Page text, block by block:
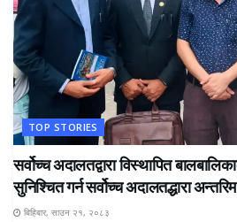
TOP STORIES
सर्वोच्च अदालतद्वारा विस्थापित
सुनिश्चित गर्न सर्वोच्च अदालतद्धारा
बिहिबार, साउन २१, २०८३